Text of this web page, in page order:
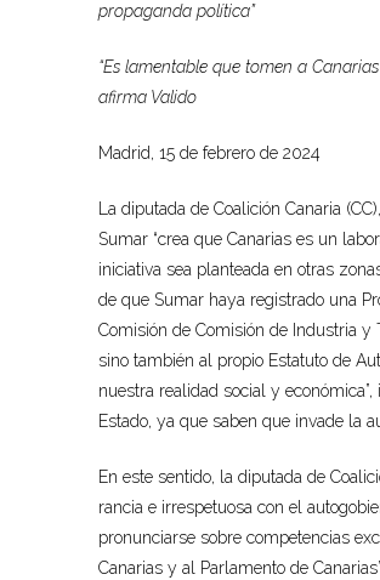
propaganda política”
“Es lamentable que tomen a
afirma Valido
Madrid, 15 de febrero de 2024
La diputada de Coalición Canaria
Sumar “crea que Canarias es un
iniciativa sea planteada en otras
de que Sumar haya registrado una
Comisión de Comisión de Industria y
sino también al propio Estatuto de
nuestra realidad social y
Estado, ya que saben que invade la
En este sentido, la diputada de
rancia e irrespetuosa con el
pronunciarse sobre competencias
Canarias y al Parlamento de